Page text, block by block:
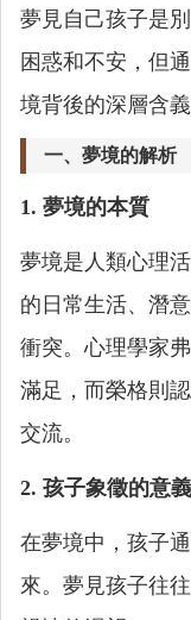
夢見自己孩子是
困惑和不安，但
境背後的深層含義
一、夢境的解析
1. 夢境的本質
夢境是人類心理
的日常生活、潛
衝突。心理學家
滿足，而榮格則
交流。
2. 孩子象徵的意義
在夢境中，孩子
來。夢見孩子往